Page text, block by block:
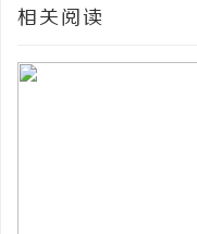
相关阅读